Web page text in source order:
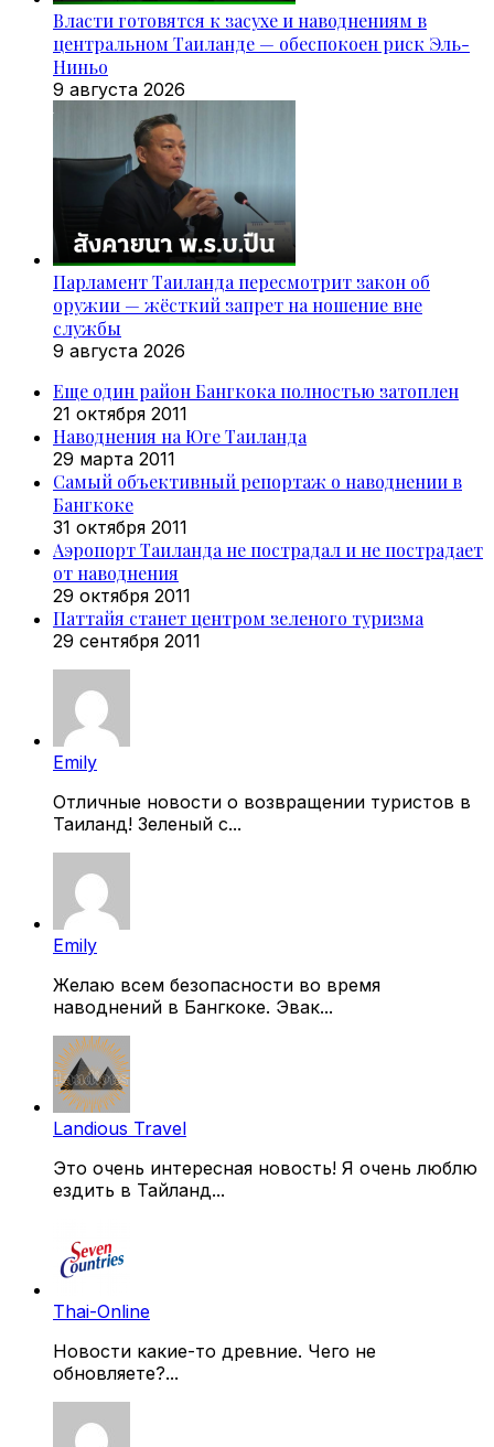
Власти готовятся к засухе и наводнениям в
центральном Таиланде — обеспокоен риск Эль-
Ниньо
9 августа 2026
Парламент Таиланда пересмотрит закон об
оружии — жёсткий запрет на ношение вне
службы
9 августа 2026
Еще один район Бангкока полностью затоплен
21 октября 2011
Наводнения на Юге Таиланда
29 марта 2011
Самый объективный репортаж о наводнении в
Бангкоке
31 октября 2011
Аэропорт Таиланда не пострадал и не пострадает
от наводнения
29 октября 2011
Паттайя станет центром зеленого туризма
29 сентября 2011
Emily
Отличные новости о возвращении туристов в
Таиланд! Зеленый с...
Emily
Желаю всем безопасности во время
наводнений в Бангкоке. Эвак...
Landious Travel
Это очень интересная новость! Я очень люблю
ездить в Тайланд...
Thai-Online
Новости какие-то древние. Чего не
обновляете?...